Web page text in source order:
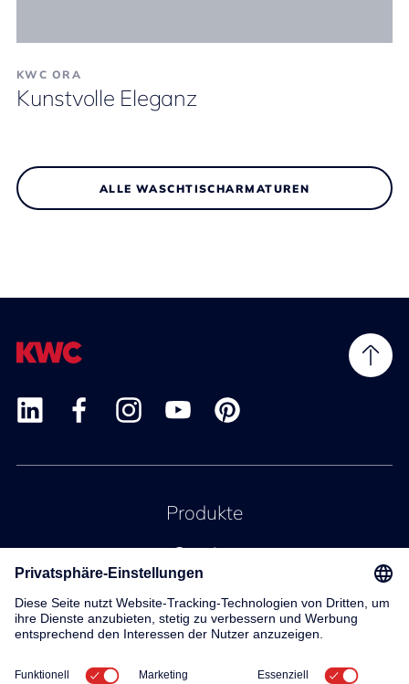
KWC ORA
Kunstvolle Eleganz
ALLE WASCHTISCHARMATUREN
Produkte
Service
Kontakt
Über uns